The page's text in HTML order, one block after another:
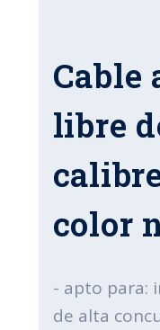
libre
color
- apto para:
de alta